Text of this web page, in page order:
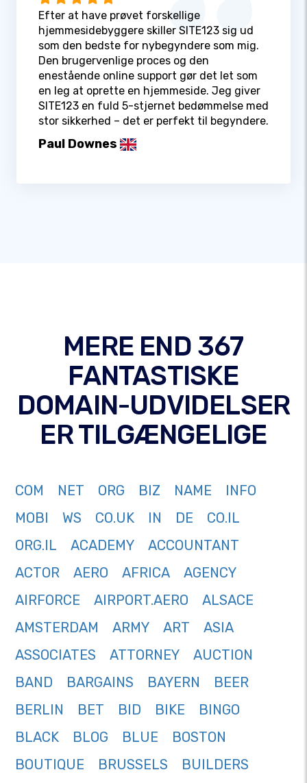
Efter at have prøvet forskellige
hjemmesidebyggere skiller SITE123 sig ud
som den bedste for nybegyndere som mig.
Den brugervenlige proces og den
enestående online support gør det let som
en leg at oprette en hjemmeside. Jeg giver
SITE123 en fuld 5-stjernet bedømmelse med
stor sikkerhed – det er perfekt til begyndere.
Paul Downes
MERE END 367
FANTASTISKE
DOMAIN-UDVIDELSER
ER TILGÆNGELIGE
COM NET ORG BIZ NAME
INFO
MOBI
WS CO.UK IN DE
CO.IL
ORG.IL
ACADEMY
ACCOUNTANT
ACTOR
AERO AFRICA
AGENCY
AIRFORCE
AIRPORT.AERO
ALSACE
AMSTERDAM
ARMY ART
ASIA
ASSOCIATES
ATTORNEY
AUCTION
BAND
BARGAINS BAYERN
BEER
BERLIN
BET BID BIKE
BINGO
BLACK
BLOG BLUE
BOSTON
BOUTIQUE
BRUSSELS
BUILDERS